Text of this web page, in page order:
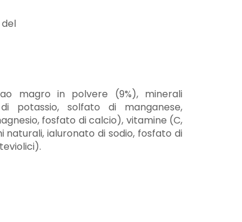
magro in polvere (9%), minerali
potassio, solfato di manganese,
fosfato di calcio), vitamine (C,
naturali, ialuronato di sodio, fosfato di